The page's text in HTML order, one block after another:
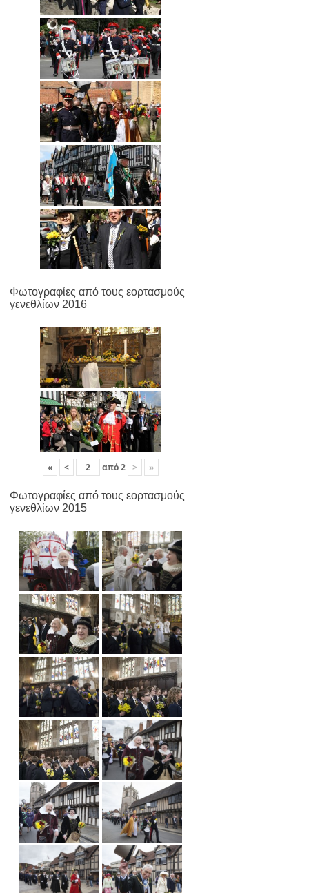
Φωτογραφίες από τους εορτασμούς
γενεθλίων 2016
« < από2 > »
Φωτογραφίες από τους εορτασμούς
γενεθλίων 2015